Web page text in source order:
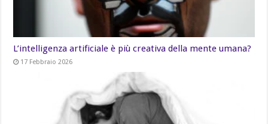
L’intelligenza artificiale è più creativa della mente umana?
17 Febbraio 2026